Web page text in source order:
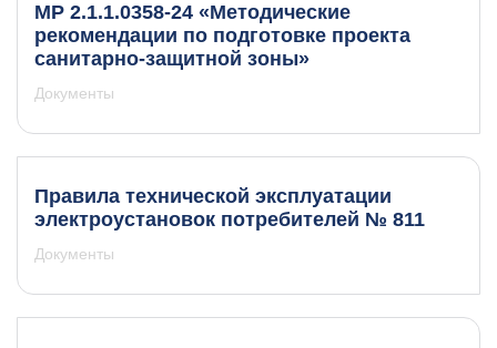
МР 2.1.1.0358-24 «Методические
рекомендации по подготовке проекта
санитарно-защитной зоны»
Документы
Правила технической эксплуатации
электроустановок потребителей № 811
Документы